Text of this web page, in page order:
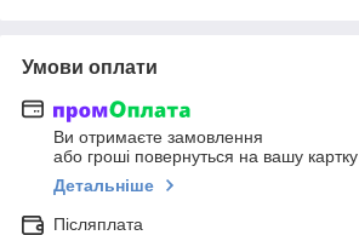
Умови оплати
Ви отримаєте замовлення
або гроші повернуться на вашу картку
Детальніше
Післяплата